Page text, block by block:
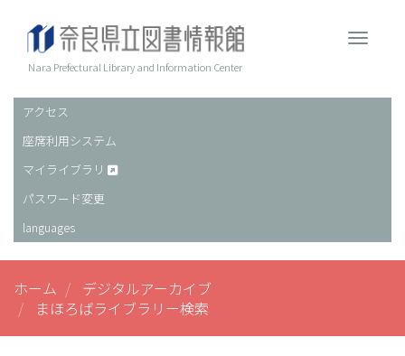
Nara Prefectural Library and Information Center
ヘ
ッ
ダ
ー
アクセス
座席利用システム
マイライブラリ
パスワード変更
languages
ホーム
デジタルアーカイブ
まほろばライブラリー検索